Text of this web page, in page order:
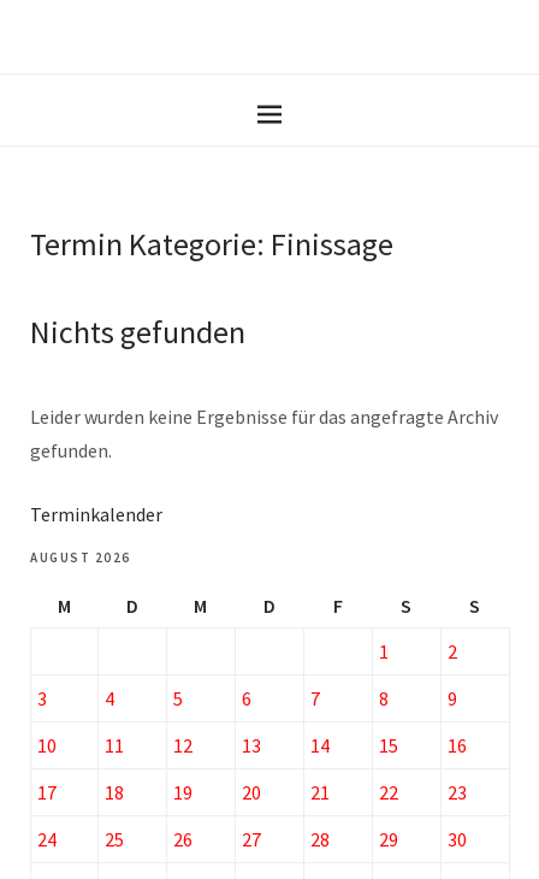
Termin Kategorie: Finissage
Nichts gefunden
Leider wurden keine Ergebnisse für das angefragte Archiv
gefunden.
Terminkalender
AUGUST 2026
M D M D F S
S
1
2
3
4 5 6 7 8
9
10
11 12 13 14 15
16
17
18 19 20 21 22
23
24
25 26 27 28 29
30